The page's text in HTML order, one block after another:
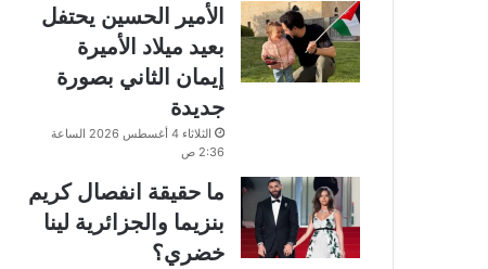
الأمير الحسين يحتفل
بعيد ميلاد الأميرة
إيمان الثاني بصورة
جديدة
الثلاثاء 4 أغسطس 2026 الساعة
2:36 ص
ما حقيقة انفصال كريم
بنزيما والجزائرية لينا
خضري؟